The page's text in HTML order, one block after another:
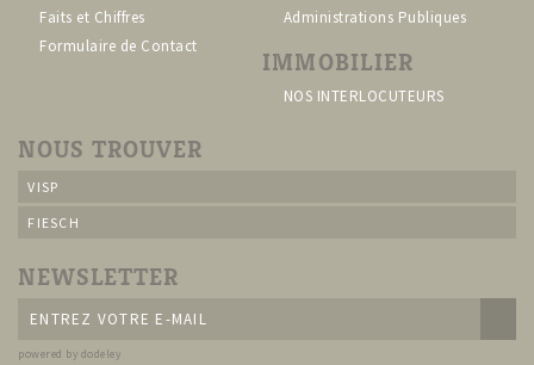
Faits et Chiffres
Formulaire de Contact
Administrations Publiques
IMMOBILIER
NOS INTERLOCUTEURS
NOUS TROUVER
VISP
FIESCH
NEWSLETTER
powered by dodeley